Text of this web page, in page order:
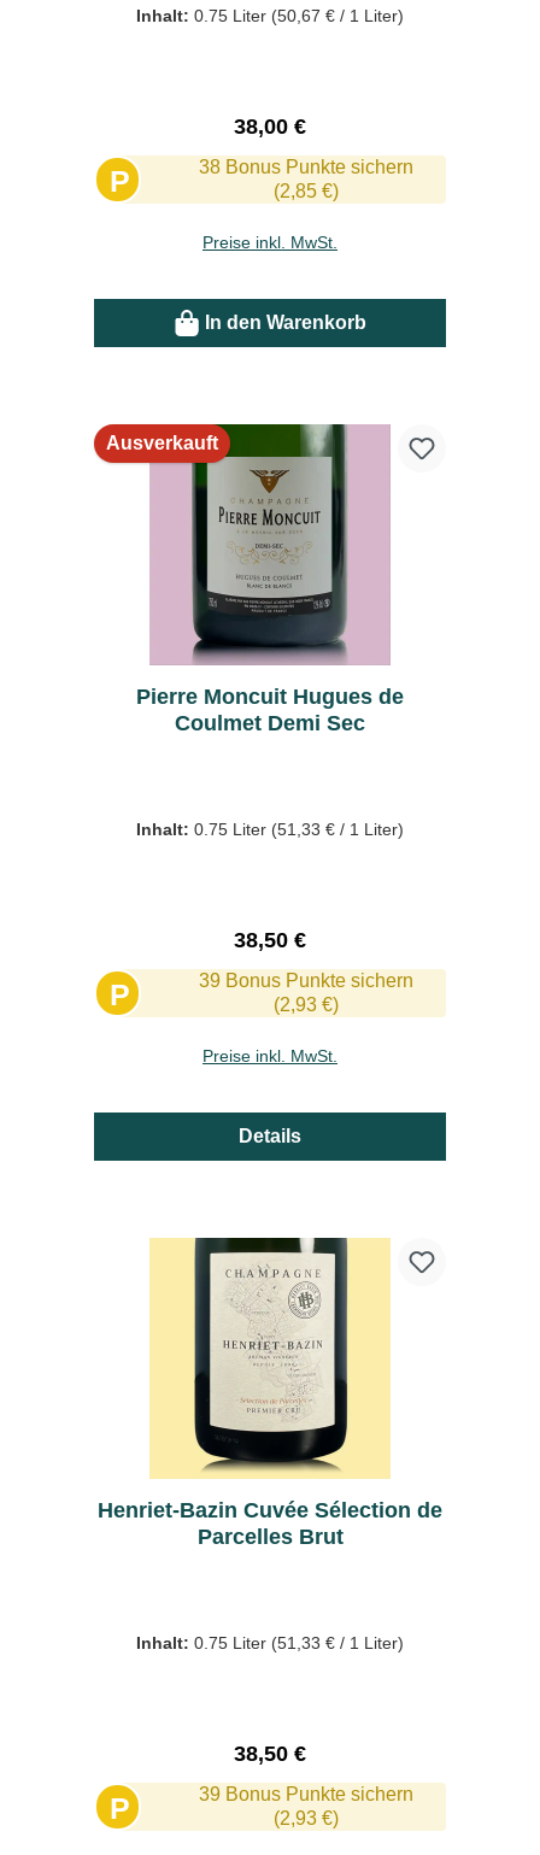
Inhalt: 0.75 Liter (50,67 € / 1 Liter)
Regulärer Preis:
38,00 €
P
38 Bonus Punkte sichern
(2,85 €)
Preise inkl. MwSt.
In den Warenkorb
Ausverkauft
Pierre Moncuit Hugues de
Coulmet Demi Sec
Inhalt: 0.75 Liter (51,33 € / 1 Liter)
Regulärer Preis:
38,50 €
P
39 Bonus Punkte sichern
(2,93 €)
Preise inkl. MwSt.
Details
Henriet-Bazin Cuvée Sélection de
Parcelles Brut
Inhalt: 0.75 Liter (51,33 € / 1 Liter)
Regulärer Preis:
38,50 €
P
39 Bonus Punkte sichern
(2,93 €)